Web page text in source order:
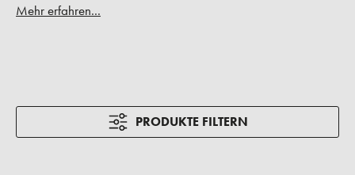
Mehr erfahren...
PRODUKTE FILTERN